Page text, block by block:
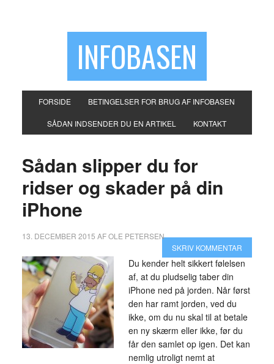
INFOBASEN
FORSIDE BETINGELSER FOR BRUG AF INFOBASEN
SÅDAN INDSENDER DU EN ARTIKEL KONTAKT
Sådan slipper du for
ridser og skader på din
iPhone
13. DECEMBER 2015 AFOLE PETERSEN
SKRIV KOMMENTAR
Du kender helt sikkert følelsen
af, at du pludselig taber din
iPhone ned på jorden. Når først
den har ramt jorden, ved du
ikke, om du nu skal til at betale
en ny skærm eller ikke, før du
får den samlet op igen. Det kan
nemlig utroligt nemt at